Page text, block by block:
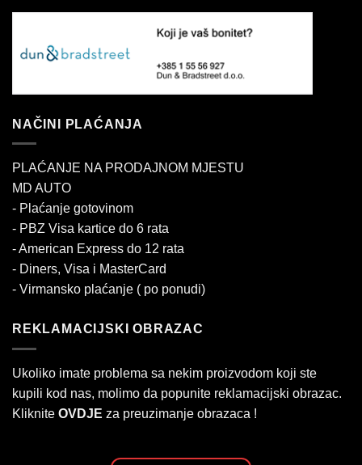
NAČINI PLAĆANJA
PLAĆANJE NA PRODAJNOM MJESTU
MD AUTO
- Plaćanje gotovinom
- PBZ Visa kartice do 6 rata
- American Express do 12 rata
- Diners, Visa i MasterCard
- Virmansko plaćanje ( po ponudi)
REKLAMACIJSKI OBRAZAC
Ukoliko imate problema sa nekim proizvodom koji ste
kupili kod nas, molimo da popunite reklamacijski obrazac.
Kliknite OVDJE za preuzimanje obrazaca !